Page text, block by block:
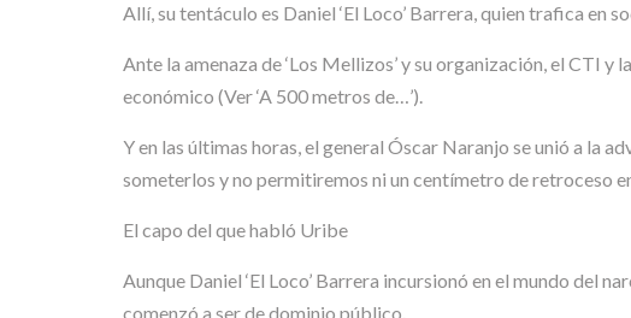
Allí, su tentáculo es Daniel ‘El Loco’ Barrera, quien trafica en
Ante la amenaza de ‘Los Mellizos’ y su organización, el CTI
económico (Ver ‘A 500 metros de…’).
Y en las últimas horas, el general Óscar Naranjo se unió a la
someterlos y no permitiremos ni un centímetro de retroceso
El capo del que habló Uribe
Aunque Daniel ‘El Loco’ Barrera incursionó en el mundo del
comenzó a ser de dominio público.